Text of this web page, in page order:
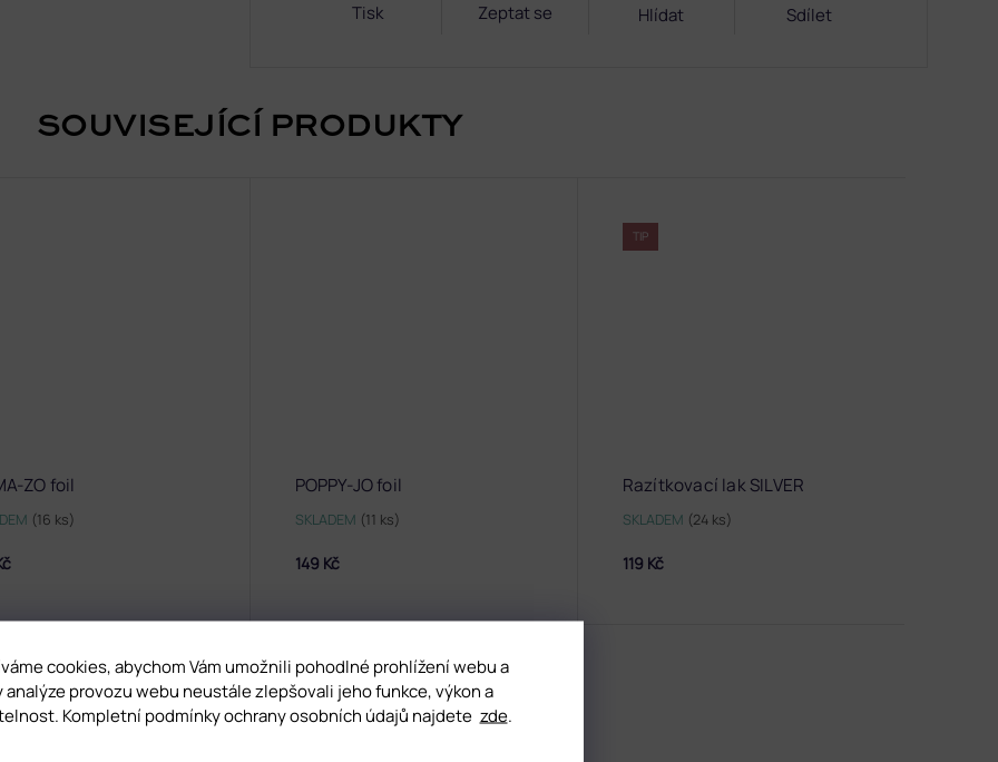
cookies, abychom Vám umožnili pohodlné prohlížení webu a
analýze provozu webu neustále zlepšovali jeho funkce, výkon a
Kompletní podmínky ochrany osobních údajů najdete zde.
Tisk Zeptat se Hlídat Sdílet
SOUVISEJÍCÍ PRODUKTY
ZO foil
(16 ks)
POPPY-JO foil
SKLADEM (11 ks)
149 Kč
TIP
Razítkovací lak SILVER
SKLADEM (24 ks)
119 Kč
DISKUZE